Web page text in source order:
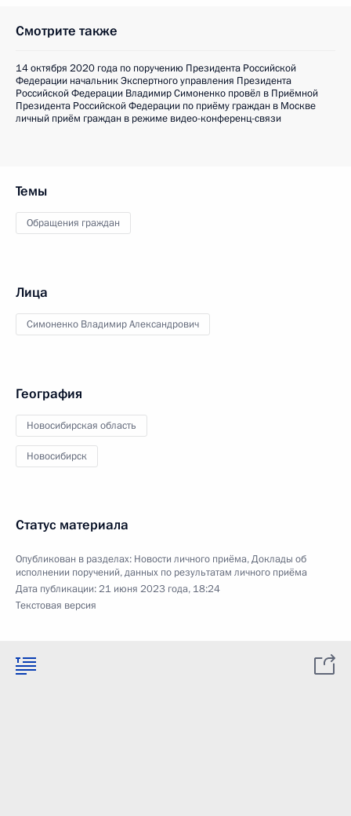
Смотрите также
14 октября 2020 года по поручению Президента Российской
Федерации начальник Экспертного управления Президента
Российской Федерации Владимир Симоненко провёл в Приёмной
Президента Российской Федерации по приёму граждан в Москве
личный приём граждан в режиме видео-конференц-связи
Темы
Обращения граждан
Лица
Симоненко Владимир Александрович
География
Новосибирская область
Новосибирск
Статус материала
Опубликован в разделах: Новости личного приёма,Доклады об
исполнении поручений, данных по результатам личного приёма
Дата публикации:21 июня 2023 года, 18:24
Текстовая версия